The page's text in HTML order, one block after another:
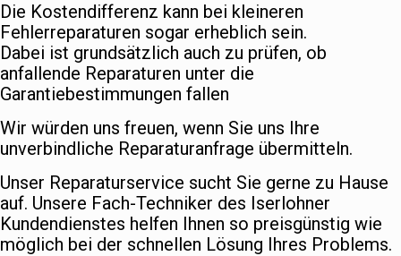
Die Kostendifferenz kann bei kleineren
Fehlerreparaturen sogar erheblich sein.
Dabei ist grundsätzlich auch zu prüfen, ob
anfallende Reparaturen unter die
Garantiebestimmungen fallen
Wir würden uns freuen, wenn Sie uns Ihre
unverbindliche Reparaturanfrage übermitteln.
Unser Reparaturservice sucht Sie gerne zu Hause
auf. Unsere Fach-Techniker des Iserlohner
Kundendienstes helfen Ihnen so preisgünstig wie
möglich bei der schnellen Lösung Ihres Problems.